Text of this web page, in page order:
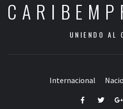
UNIENDO AL
Internacional
FacebookTwitter